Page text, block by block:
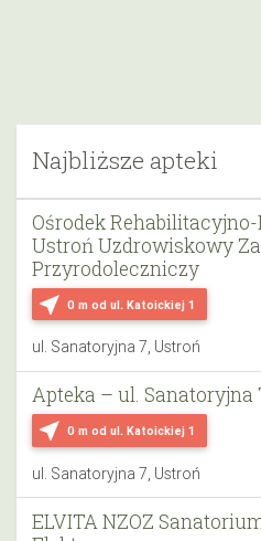
Najbliższe apteki
near_me 0 m od ul. Katoickiej 1
Ośrodek
Ustroń Uzdrowiskowy
Przyrodoleczniczy
ul. Sanatoryjna 7, Ustroń
near_me 0 m od ul. Katoickiej 1
Apteka – ul. Sanatoryjna
ul. Sanatoryjna 7, Ustroń
ELVITA NZOZ